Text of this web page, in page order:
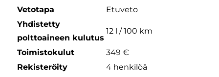
Vetotapa
Etuveto
Yhdistetty
polttoaineen kulutus
12 l / 100 km
Toimistokulut
349 €
Rekisteröity
4 henkilöä